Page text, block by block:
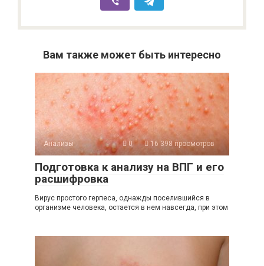
Вам также может быть интересно
Анализы 0 16 398 просмотров
Подготовка к анализу на ВПГ и его
расшифровка
Вирус простого герпеса, однажды поселившийся в
организме человека, остается в нем навсегда, при этом